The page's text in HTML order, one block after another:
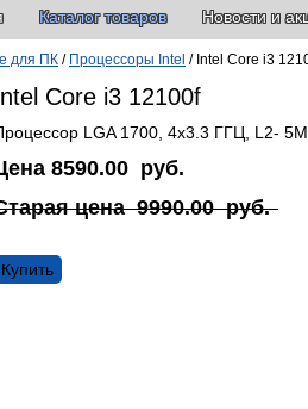
Каталог товаров Новости и
для ПК / Процессоры Intel / Intel Core i3
Core i3 12100f
LGA 1700, 4x3.3 ГГЦ, L2-
8590.00 руб.
цена 9990.00 руб.
Купить